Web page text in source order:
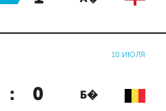
10 ИЮЛЯ
: 0 Б�